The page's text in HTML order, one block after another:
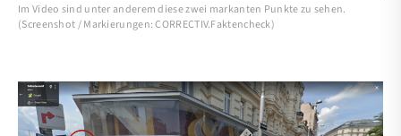
Im Video sind unter anderem diese zwei markanten Punkte zu sehen.
(Screenshot / Markierungen: CORRECTIV.Faktencheck)